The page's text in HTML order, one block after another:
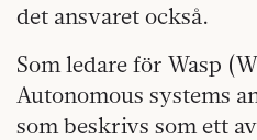
det ansvaret också.
Som ledare för Wasp
Autonomous systems
som beskrivs som ett